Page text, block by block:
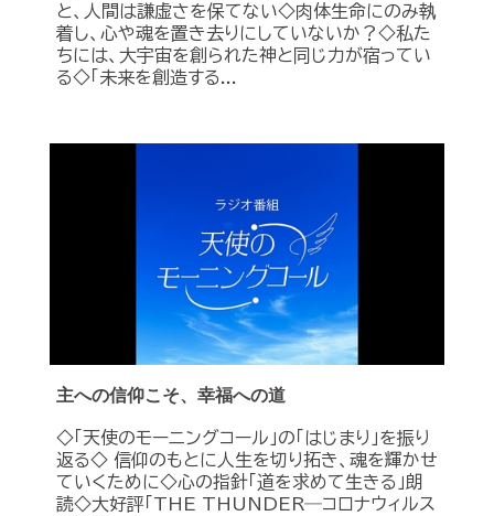
と、人間は謙虚さを保てない◇肉体生命にのみ執
着し、心や魂を置き去りにしていないか？◇私た
ちには、大宇宙を創られた神と同じ力が宿ってい
る◇「未来を創造する...
主への信仰こそ、幸福への道
◇「天使のモーニングコール」の「はじまり」を振り
返る◇ 信仰のもとに人生を切り拓き、魂を輝かせ
ていくために◇心の指針「道を求めて生きる」朗
読◇大好評「THE THUNDER―コロナウィルス